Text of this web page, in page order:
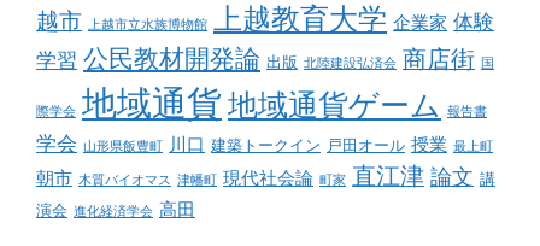
越市 上越市立水族博物館 上越教育大学 企業家 体験
学習 公民教材開発論 出版 北陸建設弘済会 商店街 国
際学会 地域通貨地域通貨ゲーム 報告書
学会 山形県飯豊町 川口 建築トークイン 戸田オール 授業 最上町
朝市 木質バイオマス 津幡町 現代社会論 町家 直江津 論文 講
演会 進化経済学会 高田